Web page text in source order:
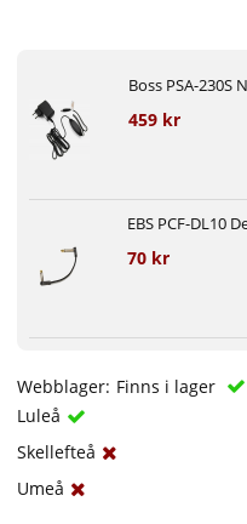
Boss PSA-230S
459 kr
EBS PCF-DL10
70 kr
Webblager: Finns i lager
Luleå
Skellefteå
Umeå